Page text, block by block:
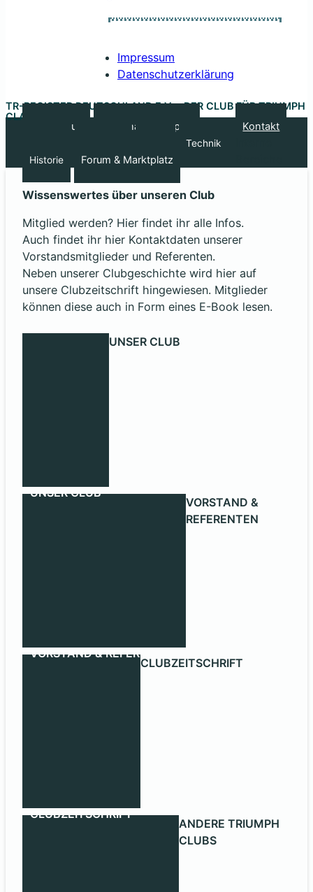
Impressum
Datenschutzerklärung
TR-REGISTER DEUTSCHLAND E.V. – DER CLUB FÜR TRIUMPH
CLASSIC CARS
Unser Club
Regionale Gruppen
Technik
Historie
Forum & Marktplatz
Kontakt
Wissenswertes über unseren Club
Mitglied werden? Hier findet ihr alle Infos.
Auch findet ihr hier Kontaktdaten unserer
Vorstandsmitglieder und Referenten.
Neben unserer Clubgeschichte wird hier auf
unsere Clubzeitschrift hingewiesen. Mitglieder
können diese auch in Form eines E-Book lesen.
UNSER CLUB
UNSER CLUB
VORSTAND & REFERENTEN
VORSTAND &
REFERENTEN
CLUBZEITSCHRIFT
CLUBZEITSCHRIFT
ANDERE TRIUMPH
CLUBS